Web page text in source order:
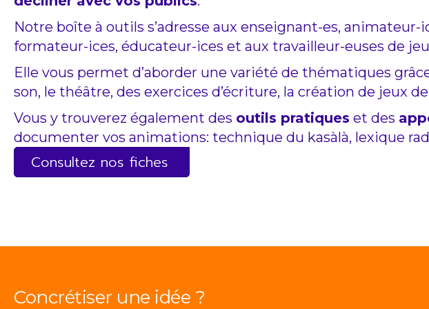
Notre boîte à outils s’adresse aux enseignant-es, animateur-
formateur-ices, éducateur-ices et aux travailleur-euses de
Elle vous permet d’aborder une variété de thématiques
son, le théâtre, des exercices d’écriture, la création de jeux
Vous y trouverez également des outils pratiques et des
documenter vos animations: technique du kasàlà, lexique
Consultez nos fiches
Concrétiser une idée ?